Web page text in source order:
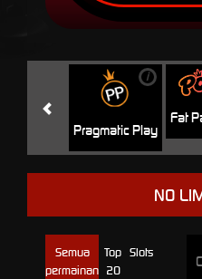
i
Pragmatic Play
Fat
NO
Semua
permainan
Top
20
Slots